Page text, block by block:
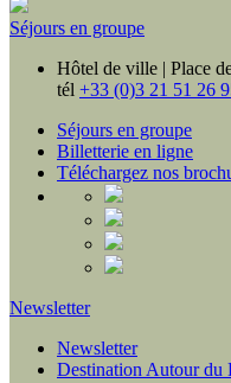
Séjours en groupe
Hôtel de ville | Place
tél +33 (0)3 21 51 26
Séjours en groupe
Billetterie en ligne
Téléchargez nos
Newsletter
Newsletter
Destination Autour